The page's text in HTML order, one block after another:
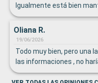
Igualmente está bien
Oliana R.
19/06/2026
Todo muy bien, pero una
las informaciones , no